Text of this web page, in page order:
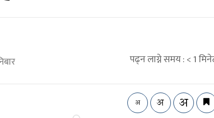
पढ्न लाग्ने समय :< 1